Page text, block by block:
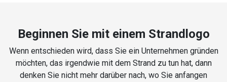
Beginnen Sie mit einem Strandlogo
Wenn entschieden wird, dass Sie ein Unternehmen gründen
möchten, das irgendwie mit dem Strand zu tun hat, dann
denken Sie nicht mehr darüber nach, wo Sie anfangen